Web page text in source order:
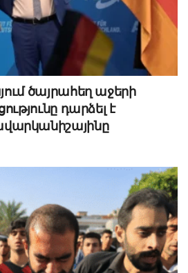
ծայրահեղ աջերի
դարձել է